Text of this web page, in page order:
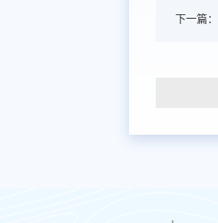
下一篇：